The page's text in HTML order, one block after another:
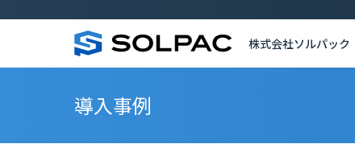
株式会社ソルパック
導入事例